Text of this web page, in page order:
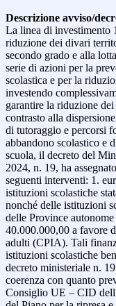
Descrizione avviso/
La linea di investimento
riduzione dei divari
secondo grado e alla
serie di azioni per la
scolastica e per la
investendo
garantire la riduzione
contrasto alla
di tutoraggio e percorsi
abbandono scolastico e
scuola, il decreto del
2024, n. 19, ha
seguenti interventi: 1.
istituzioni scolastiche
nonché delle istituzioni
delle Province
40.000.000,00 a favore
adulti (CPIA). Tali
istituzioni scolastiche
decreto ministeriale n.
coerenza con quanto
Consiglio UE – CID